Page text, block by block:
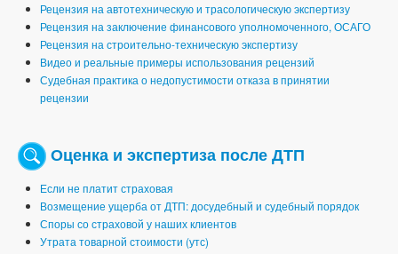
Рецензия на автотехническую и трасологическую экспертизу
Рецензия на заключение финансового уполномоченного, ОСАГО
Рецензия на строительно-техническую экспертизу
Видео и реальные примеры использования рецензий
Судебная практика о недопустимости отказа в принятии
рецензии
Оценка и экспертиза после ДТП
Если не платит страховая
Возмещение ущерба от ДТП: досудебный и судебный порядок
Споры со страховой у наших клиентов
Утрата товарной стоимости (утс)